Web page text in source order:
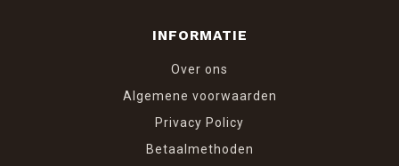
INFORMATIE
Over ons
Algemene voorwaarden
Privacy Policy
Betaalmethoden